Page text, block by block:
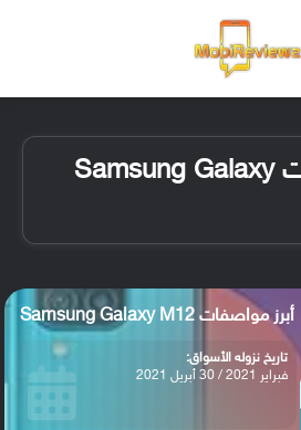
سعر ومواصفات Samsung Galaxy
أبرز مواصفات Samsung Galaxy M12
تاريخ نزوله الأسواق:
فبراير 2021 / 30 أبريل 2021